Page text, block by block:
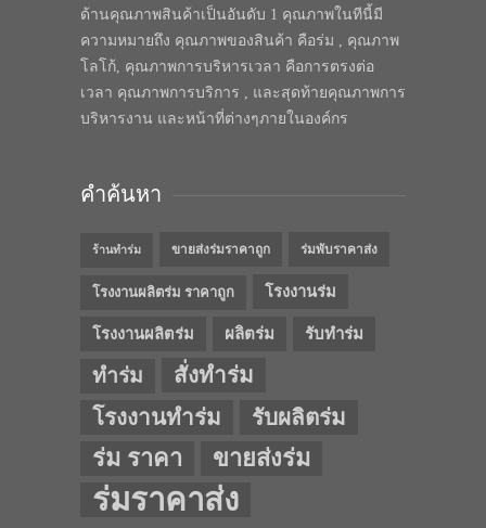
ด้านคุณภาพสินค้าเป็นอันดับ 1 คุณภาพในทีนี้มี
ความหมายถึง คุณภาพของสินค้า คือร่ม , คุณภาพ
โลโก้, คุณภาพการบริหารเวลา คือการตรงต่อ
เวลา คุณภาพการบริการ , และสุดท้ายคุณภาพการ
บริหารงาน และหน้าที่ต่างๆภายในองค์กร
คำค้นหา
ร้านทำร่ม ขายส่งร่มราคาถูก ร่มพับราคาส่ง
โรงงานผลิตร่ม ราคาถูก โรงงานร่ม
โรงงานผลิตร่ม ผลิตร่ม รับทำร่ม
ทำร่ม
สั่งทำร่ม
โรงงานทำร่ม
รับผลิตร่ม
ร่ม ราคา ขายส่งร่ม
ร่มราคาส่ง